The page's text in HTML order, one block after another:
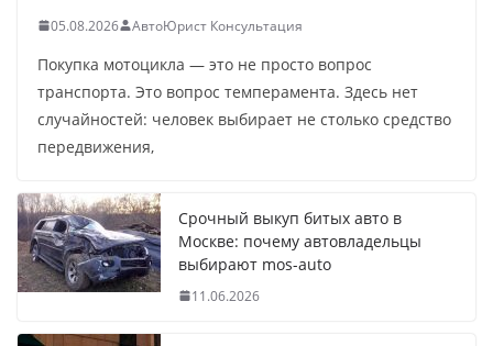
05.08.2026 АвтоЮрист Консультация
Покупка мотоцикла — это не просто вопрос
транспорта. Это вопрос темперамента. Здесь нет
случайностей: человек выбирает не столько средство
передвижения,
Срочный выкуп битых авто в
Москве: почему автовладельцы
выбирают mos-auto
11.06.2026